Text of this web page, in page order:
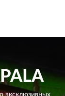
эксклюзивных